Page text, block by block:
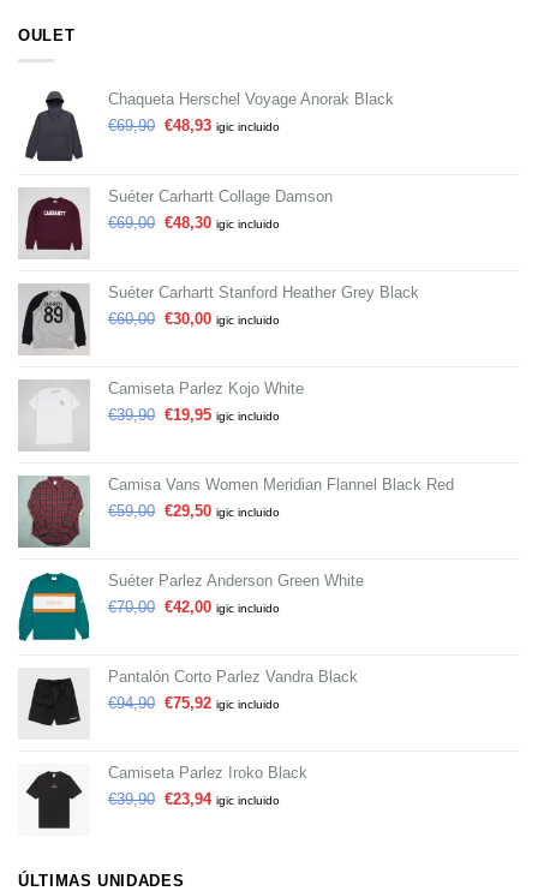
OULET
Chaqueta Herschel Voyage Anorak Black
€69,90 €48,93 igic incluido
Suéter Carhartt Collage Damson
€69,00 €48,30 igic incluido
Suéter Carhartt Stanford Heather Grey Black
€60,00 €30,00 igic incluido
Camiseta Parlez Kojo White
€39,90 €19,95 igic incluido
Camisa Vans Women Meridian Flannel Black Red
€59,00 €29,50 igic incluido
Suéter Parlez Anderson Green White
€70,00 €42,00 igic incluido
Pantalón Corto Parlez Vandra Black
€94,90 €75,92 igic incluido
Camiseta Parlez Iroko Black
€39,90 €23,94 igic incluido
ÚLTIMAS UNIDADES